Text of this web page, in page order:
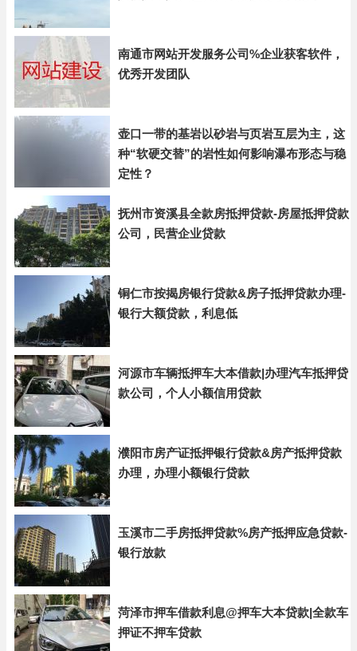
南通市网站开发服务公司%企业获客软件，
优秀开发团队
壶口一带的基岩以砂岩与页岩互层为主，这
种“软硬交替”的岩性如何影响瀑布形态与稳
定性？
抚州市资溪县全款房抵押贷款-房屋抵押贷款
公司，民营企业贷款
铜仁市按揭房银行贷款&房子抵押贷款办理-
银行大额贷款，利息低
河源市车辆抵押车大本借款|办理汽车抵押贷
款公司，个人小额信用贷款
濮阳市房产证抵押银行贷款&房产抵押贷款
办理，办理小额银行贷款
玉溪市二手房抵押贷款%房产抵押应急贷款-
银行放款
菏泽市押车借款利息@押车大本贷款|全款车
押证不押车贷款